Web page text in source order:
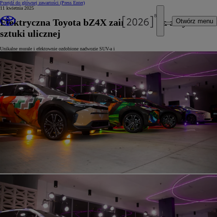
Przejdź do głównej zawartości (Press Enter)
Otwórz menu
11 kwietnia 2025
Elektryczna Toyota bZ4X zainspirowała artystów
sztuki ulicznej
Unikalne murale i efektownie ozdobione nadwozie SUV-a i